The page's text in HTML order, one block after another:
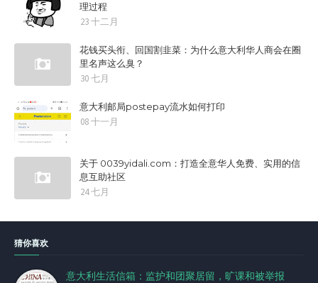
理过程
23 十二月
花钱买头衔、回国割韭菜：为什么意大利华人商会在圈
里名声这么臭？
30 七月
意大利邮局postepay流水如何打印
08 十一月
关于 0039yidali.com：打造全意华人免费、实用的信
息互助社区
24 七月
猜你喜欢
意大利生活信箱：监护和团聚居留，旷课和被举报